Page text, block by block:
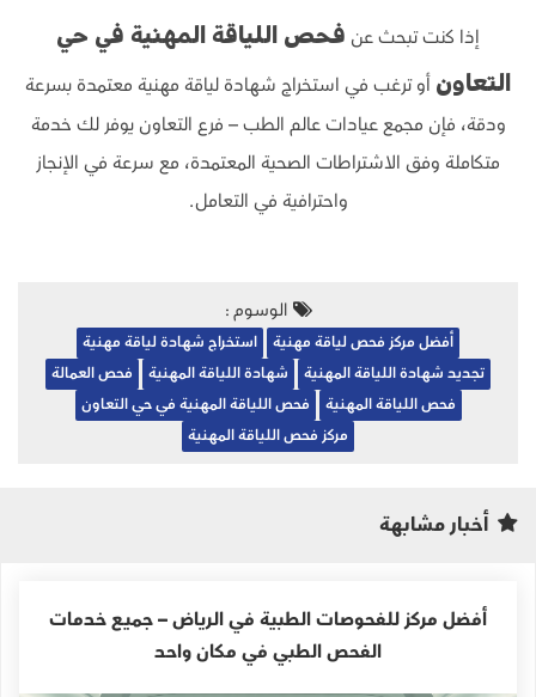
إذا كنت تبحث عن فحص اللياقة المهنية في حي
التعاون أو ترغب في استخراج شهادة لياقة مهنية معتمدة بسرعة
ودقة، فإن مجمع عيادات عالم الطب – فرع التعاون يوفر لك خدمة
متكاملة وفق الاشتراطات الصحية المعتمدة، مع سرعة في الإنجاز
واحترافية في التعامل.
الوسوم :
أفضل مركز فحص لياقة مهنية استخراج شهادة لياقة مهنية
تجديد شهادة اللياقة المهنية شهادة اللياقة المهنية فحص العمالة
فحص اللياقة المهنية فحص اللياقة المهنية في حي التعاون
مركز فحص اللياقة المهنية
أخبار مشابهة
أفضل مركز للفحوصات الطبية في الرياض – جميع خدمات
الفحص الطبي في مكان واحد